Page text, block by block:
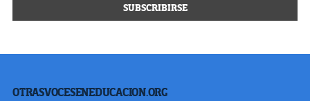
OTRASVOCESENEDUCACION.ORG